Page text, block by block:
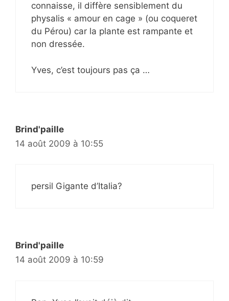
connaisse, il diffère sensiblement du
physalis « amour en cage » (ou coqueret
du Pérou) car la plante est rampante et
non dressée.
Yves, c’est toujours pas ça …
Brind'paille
14 août 2009 à 10:55
persil Gigante d’Italia?
Brind'paille
14 août 2009 à 10:59